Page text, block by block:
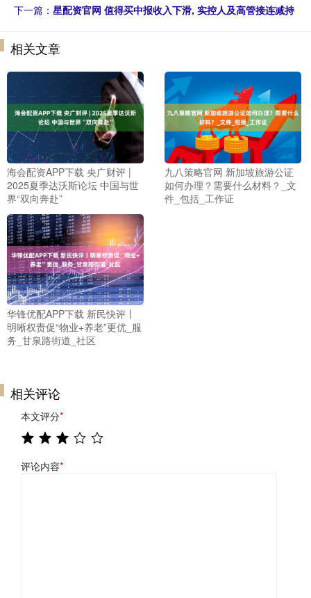
下一篇： 星配资官网 值得买中报收入下滑, 实控人及高管接连减持
相关文章
海会配资APP下载 央广财评 |
2025夏季达沃斯论坛 中国与世
界“双向奔赴”
九八策略官网 新加坡旅游公证
如何办理？需要什么材料？_文
件_包括_工作证
华锋优配APP下载 新民快评丨
明晰权责促“物业+养老”更优_服
务_甘泉路街道_社区
相关评论
本文评分*
评论内容*